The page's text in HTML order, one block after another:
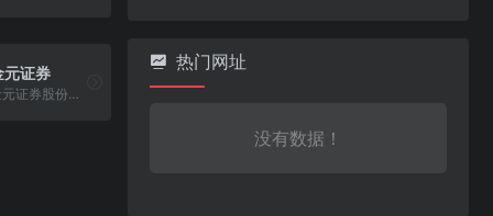
元证券
金元证券股份有限公司成立于2002年8月，是经中国证监会批准，由首都机场集团有限公司作为核心股东出资成立的综合类证券公司。公司注册资本4,030,837,078.00元，自开业以来年年盈利。
热门网址
没有数据！